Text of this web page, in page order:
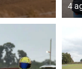
RMC BUENOS AIRES
4